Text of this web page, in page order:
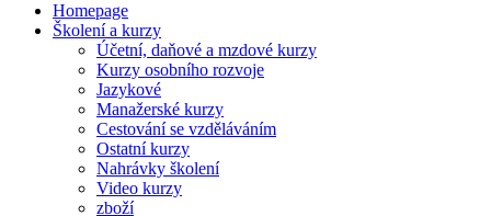
Homepage
Školení a kurzy
Účetní, daňové a mzdové kurzy
Kurzy osobního rozvoje
Jazykové
Manažerské kurzy
Cestování se vzděláváním
Ostatní kurzy
Nahrávky školení
Video kurzy
zboží